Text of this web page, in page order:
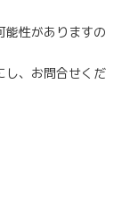
能性がありますの
し、お問合せくだ